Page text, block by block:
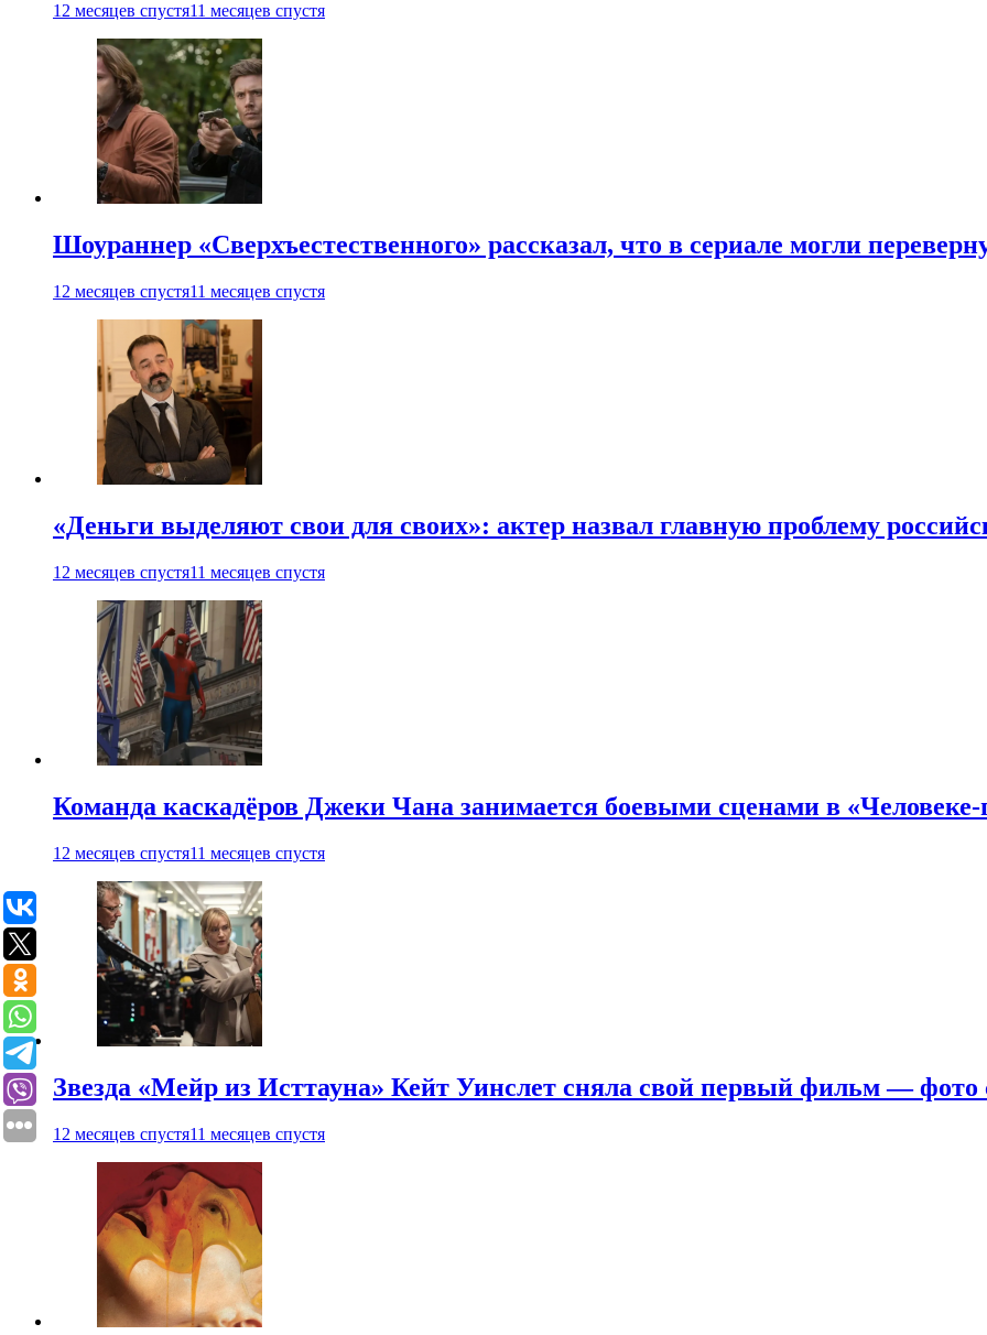
12 месяцев спустя11 месяцев спустя
Шоураннер «Сверхъестественного» рассказал, что в сериале могли
12 месяцев спустя11 месяцев спустя
«Деньги выделяют свои для своих»: актер назвал главную проблему
12 месяцев спустя11 месяцев спустя
Команда каскадёров Джеки Чана занимается боевыми сценами в «Человеке-
12 месяцев спустя11 месяцев спустя
Звезда «Мейр из Исттауна» Кейт Уинслет сняла свой первый фильм — фото
12 месяцев спустя11 месяцев спустя